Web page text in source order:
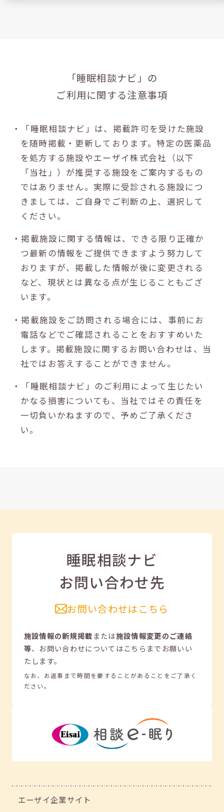
「睡眠相談ナビ」の
ご利用に関する注意事項
・「睡眠相談ナビ」は、掲載許可を受けた施設
を随時掲載・更新しております。特定の医薬品
を処方する施設やエーザイ株式会社（以下
「当社」）が推奨する施設をご案内するもの
ではありません。実際に受診される施設につ
きましては、ご自身でご判断の上、選択して
ください。
・掲載施設に関する情報は、できる限り正確か
つ最新の情報をご提供できますよう努力して
おりますが、掲載した情報が後に変更される
など、現状とは異なる点が生じることもござ
います。
・掲載施設をご訪問される場合には、事前にお
電話などでご確認されることをおすすめいた
します。掲載施設に関するお問い合わせは、当
社ではお答えすることができません。
・「睡眠相談ナビ」のご利用によって生じたい
かなる損害についても、当社ではその責任を
一切負いかねますので、予めご了承くださ
い。
睡眠相談ナビ
お問い合わせ先
お問い合わせはこちら
施設情報の新規掲載または施設情報変更のご連絡
等、 お問い合わせについてはこちらまでお願いい
たします。
なお、お返事まで時間を要することがあることをご了承く
ださい。
エーザイ企業サイト